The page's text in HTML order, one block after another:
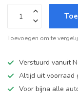
Toevoegen om te
Verstuurd vanuit
Altijd uit voorraad
Voor bijna alle